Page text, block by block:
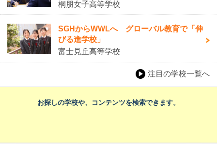
桐朋女子高等学校
SGHからWWLへ グローバル教育で「伸
びる進学校」
富士見丘高等学校
注目の学校一覧へ
お探しの学校や、コンテンツを検索できます。